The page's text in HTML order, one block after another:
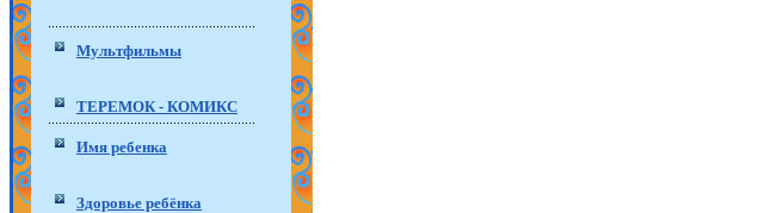
Мультфильмы
ТЕРЕМОК - КОМИКС
Имя ребенка
Здоровье ребёнка